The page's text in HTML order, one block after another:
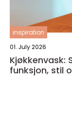
inspiration
01. July 2026
Kjøkkenvask:
funksjon, stil